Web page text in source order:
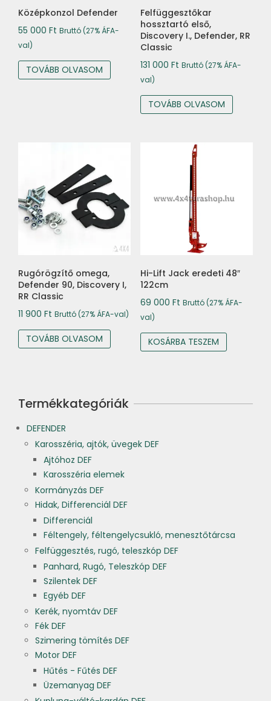
Középkonzol Defender
55 000 Ft Bruttó (27% ÁFA-
val)
TOVÁBB OLVASOM
Felfüggesztőkar
hossztartó első,
Discovery I., Defender, RR
Classic
131 000 Ft Bruttó (27% ÁFA-
val)
TOVÁBB OLVASOM
Rugórögzítő omega,
Defender 90, Discovery I,
RR Classic
11 900 Ft Bruttó (27% ÁFA-val)
TOVÁBB OLVASOM
Hi-Lift Jack eredeti 48″
122cm
69 000 Ft Bruttó (27% ÁFA-
val)
KOSÁRBA TESZEM
Termékkategóriák
DEFENDER
Karosszéria, ajtók, üvegek DEF
Ajtóhoz DEF
Karosszéria elemek
Kormányzás DEF
Hidak, Differenciál DEF
Differenciál
Féltengely, féltengelycsukló, menesztőtárcsa
Felfüggesztés, rugó, teleszkóp DEF
Panhard, Rugó, Teleszkóp DEF
Szilentek DEF
Egyéb DEF
Kerék, nyomtáv DEF
Fék DEF
Szimering tömítés DEF
Motor DEF
Hűtés - Fűtés DEF
Üzemanyag DEF